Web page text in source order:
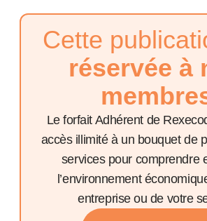
Cette
réservée à
Le forfait Adhérent de
accès illimité à un bouquet de
services pour comprendre
l’environnement
entreprise ou de votre